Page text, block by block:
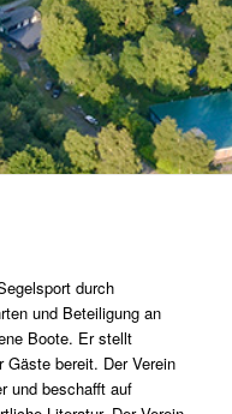
durch
und Beteiligung an
Boote. Er stellt
bereit. Der Verein
und beschafft auf